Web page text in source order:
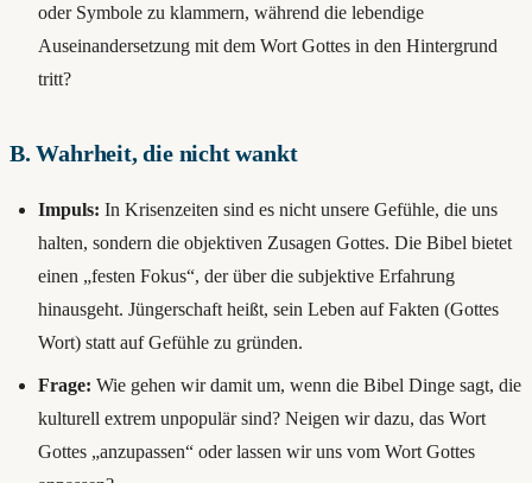
oder Symbole zu klammern, während die lebendige
Auseinandersetzung mit dem Wort Gottes in den Hintergrund
tritt?
B. Wahrheit, die nicht wankt
Impuls: In Krisenzeiten sind es nicht unsere Gefühle, die uns
halten, sondern die objektiven Zusagen Gottes. Die Bibel bietet
einen „festen Fokus“, der über die subjektive Erfahrung
hinausgeht. Jüngerschaft heißt, sein Leben auf Fakten (Gottes
Wort) statt auf Gefühle zu gründen.
Frage: Wie gehen wir damit um, wenn die Bibel Dinge sagt, die
kulturell extrem unpopulär sind? Neigen wir dazu, das Wort
Gottes „anzupassen“ oder lassen wir uns vom Wort Gottes